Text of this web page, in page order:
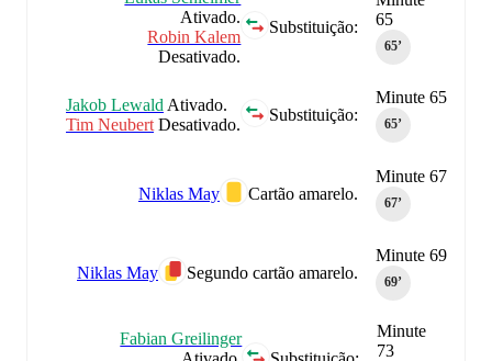
65
65‎’‎
Substituição:
Ativado.
Robin Kalem
Desativado.
Minute 65
65‎’‎
Substituição:
Jakob Lewald Ativado.
Tim Neubert Desativado.
Minute 67
67‎’‎
Cartão amarelo.
Niklas May
Minute 69
69‎’‎
Segundo cartão amarelo.
Niklas May
Minute
73
Fabian Greilinger